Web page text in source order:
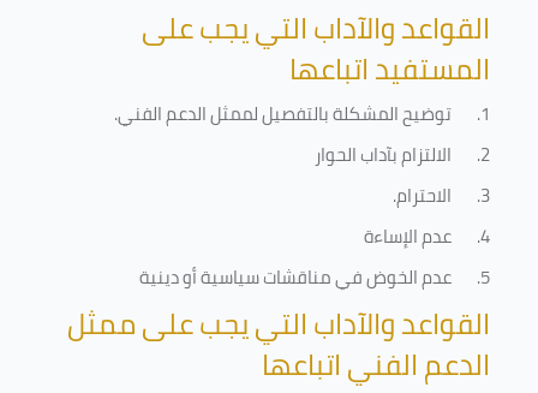
القواعد والآداب التي يجب على
المستفيد اتباعها
1. توضيح المشكلة بالتفصيل لممثل الدعم الفني.
2.
الالتزام بآداب الحوار
3.
الاحترام.
4.
عدم الإساءة
5.
عدم الخوض في مناقشات سياسية أو دينية
القواعد والآداب التي يجب على ممثل
الدعم الفني اتباعها